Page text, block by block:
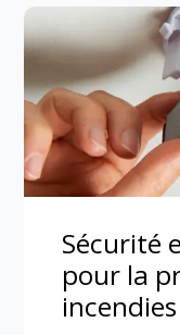
Sécurité
pour la
incendies